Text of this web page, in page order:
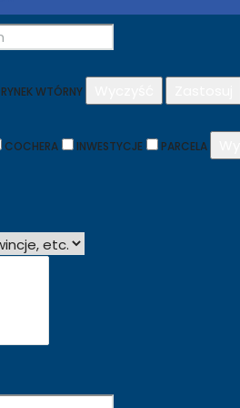
RYNEK WTÓRNY
COCHERA INWESTYCJE PARCELA